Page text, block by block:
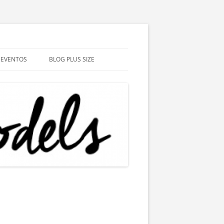
EVENTOS BLOG PLUS SIZE